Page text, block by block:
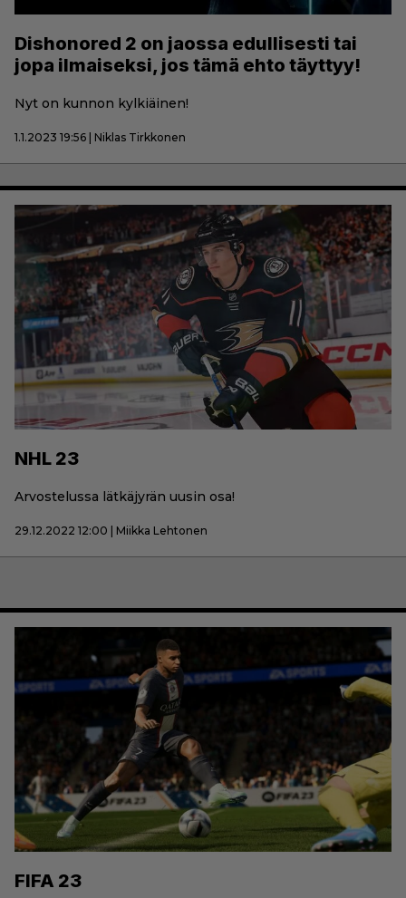
Dishonored 2 on jaossa edullisesti tai
jopa ilmaiseksi, jos tämä ehto täyttyy!
Nyt on kunnon kylkiäinen!
1.1.2023 19:56 | Niklas Tirkkonen
NHL 23
Arvostelussa lätkäjyrän uusin osa!
29.12.2022 12:00 | Miikka Lehtonen
FIFA 23